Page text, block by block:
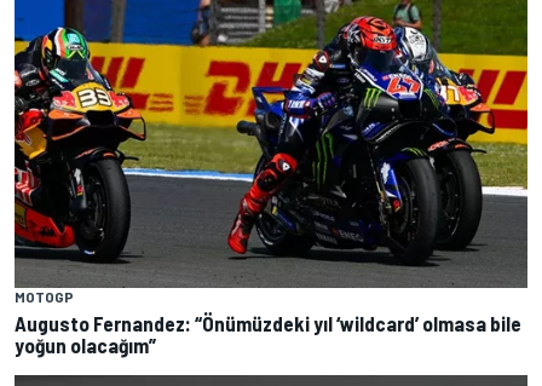
MOTOGP
Augusto Fernandez: “Önümüzdeki yıl ‘wildcard’ olmasa bile
yoğun olacağım”